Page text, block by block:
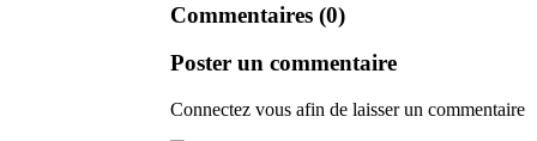
Commentaires (0)
Poster un commentaire
Connectez vous afin de laisser un commentaire